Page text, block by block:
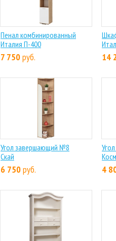
Пенал комбинированный
Италия П-400
7 750руб. 14
Угол завершающий №8
Скай
6 750руб. 4